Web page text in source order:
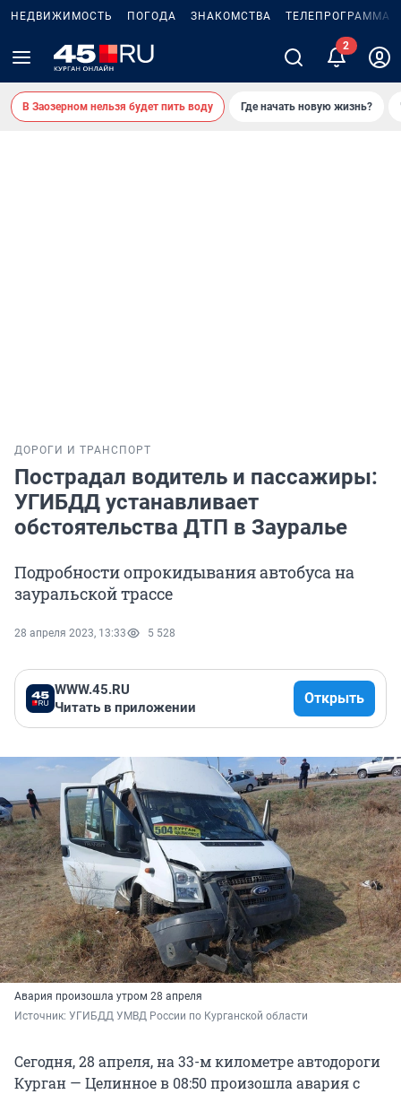
НЕДВИЖИМОСТЬ ПОГОДА ЗНАКОМСТВА ТЕЛЕПРОГРАММА
В Заозерном нельзя будет пить воду Где начать новую жизнь?
ДОРОГИ И ТРАНСПОРТ
Пострадал водитель и пассажиры:
УГИБДД устанавливает
обстоятельства ДТП в Зауралье
Подробности опрокидывания автобуса на
зауральской трассе
28 апреля 2023, 13:33 5 528
WWW.45.RU
Читать в приложении
Открыть
Авария произошла утром 28 апреля
Источник: УГИБДД УМВД России по Курганской области
Сегодня, 28 апреля, на 33-м километре автодороги
Курган — Целинное в 08:50 произошла авария с